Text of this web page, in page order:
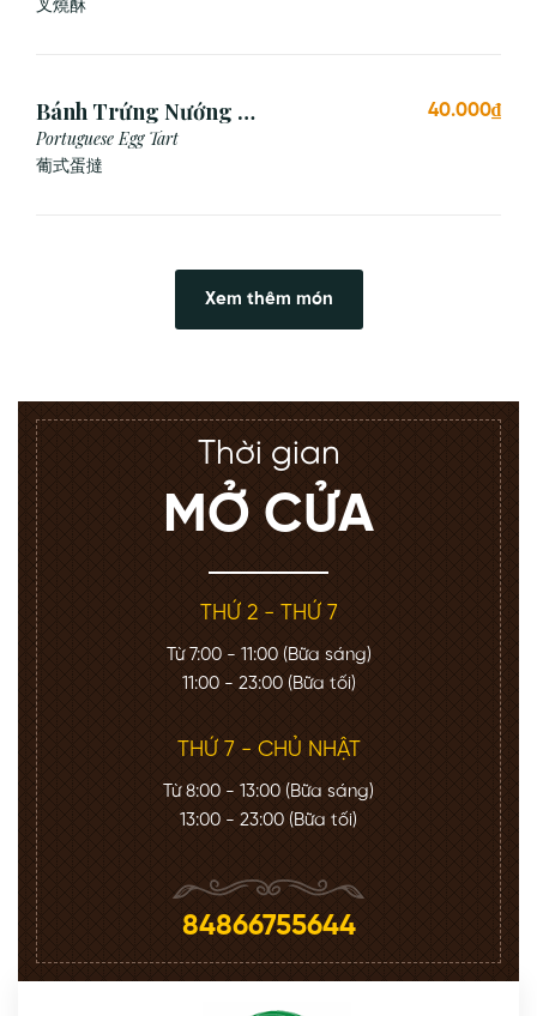
Bánh Trứng Nướng Bồ
Đào Nha (2 Cái)
Portuguese Egg Tart
葡式蛋撻
40.000₫
Xem thêm món
Thời gian
MỞ CỬA
THỨ 2 - THỨ 7
Từ 7:00 - 11:00 (Bữa sáng)
11:00 - 23:00 (Bữa tối)
THỨ 7 - CHỦ NHẬT
Từ 8:00 - 13:00 (Bữa sáng)
13:00 - 23:00 (Bữa tối)
84866755644